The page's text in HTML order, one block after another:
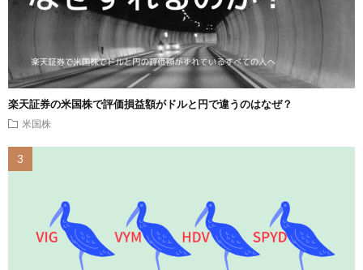
楽天証券の米国株で評価損益額がドルと円で違うのはなぜ？
米国株